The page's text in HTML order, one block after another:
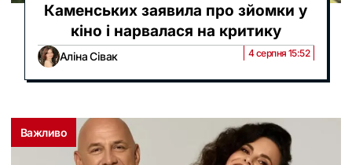
Каменських заявила про зйомки у
кіно і нарвалася на критику
Аліна Сівак 4 серпня 15:52
Важливо